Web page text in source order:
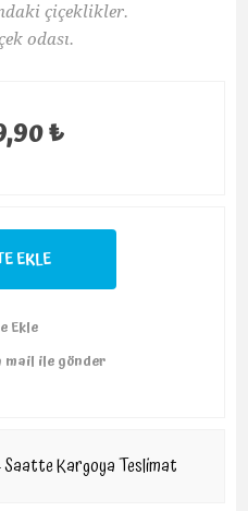
çiçeklikler.
odası.
₺
Saatte Kargoya Teslimat